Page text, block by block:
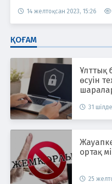
14 желтоқсан 2023, 15:26
ҚОҒАМ
Ұлттық
өсуін
31
ортақ
25